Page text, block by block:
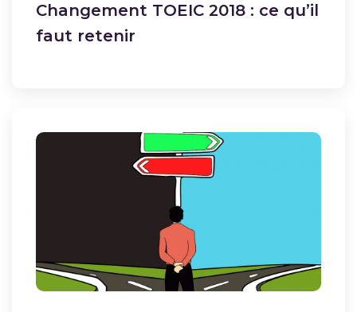
Changement TOEIC 2018 : ce qu’il
faut retenir